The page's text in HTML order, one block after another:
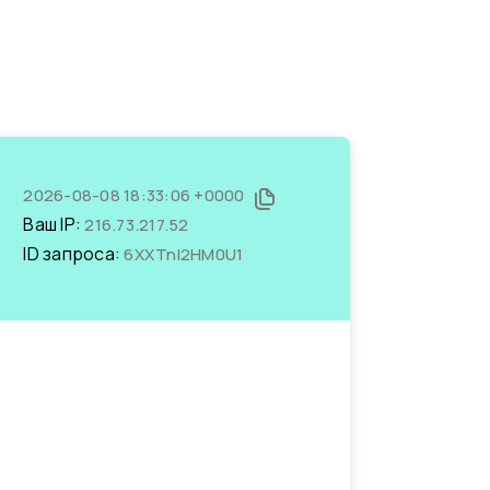
2026-08-08 18:33:06 +0000
Ваш IP:216.73.217.52
ID запроса:6XXTnl2HM0U1